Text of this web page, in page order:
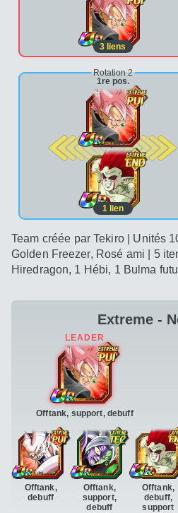
3 liens
Rotation 2
1re pos.
2e pos.
1lien
Team créée par Tekiro | Unités
Golden Freezer, Rosé ami | 5
Hiredragon, 1 Hébi, 1 Bulma
Extreme -
Offtank, support, debuff
Offtank,
debuff
Offtank,
support,
debuff
Offtank,
debuff,
support